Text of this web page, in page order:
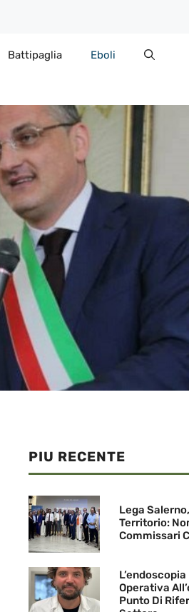
Battipaglia Eboli
PIU RECENTE
Lega
Territorio:
Commissari
Operativa
Punto Di